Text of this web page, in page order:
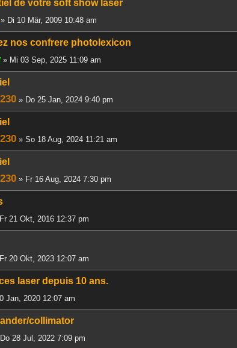
de votre soft show laser
» Di 10 Mär, 2009 10:48 am
nos confrere photolexicon
» Mi 03 Sep, 2025 11:09 am
» Do 25 Jan, 2024 9:40 pm
» So 18 Aug, 2024 11:21 am
» Fr 16 Aug, 2024 7:30 pm
21 Okt, 2016 12:37 pm
20 Okt, 2023 12:07 am
laser depuis 10 ans.
Jan, 2020 12:07 am
collimator
28 Jul, 2022 7:09 pm